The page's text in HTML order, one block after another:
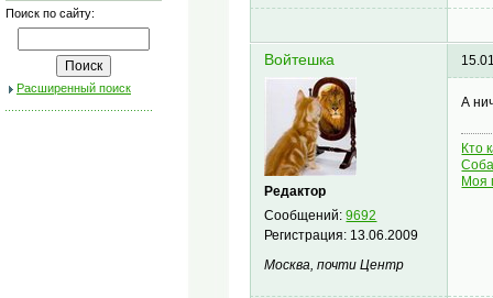
Поиск по сайту:
Расширенный поиск
Войтешка
Редактор
Сообщений:9692
Регистрация: 13.06.2009
Москва, почти Центр
А
Кто
Моя